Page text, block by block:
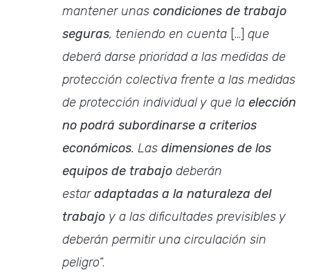
mantener unas condiciones de trabajo
seguras, teniendo en cuenta […] que
deberá darse prioridad a las medidas de
protección colectiva frente a las medidas
de protección individual y que la elección
no podrá subordinarse a criterios
económicos. Las dimensiones de los
equipos de trabajo deberán
estaradaptadas a la naturaleza del
trabajo y a las dificultades previsibles y
deberán permitir una circulación sin
peligro”.